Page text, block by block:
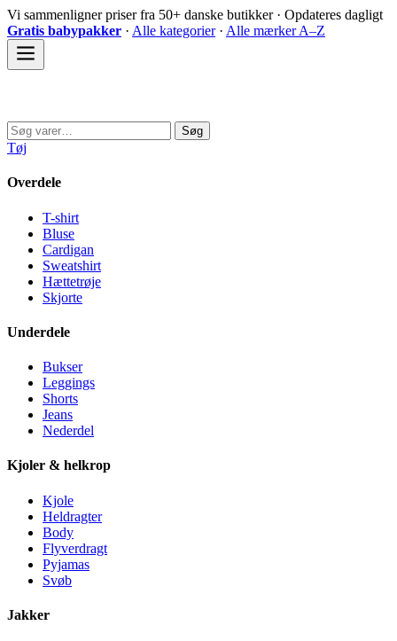
Spring
til
indhold
Vi sammenligner priser fra 50+ danske butikker · Opdateres dagligt
Gratis babypakker · Alle kategorier· Alle mærker A–Z
Søg
efter:
Søg
Tøj
Overdele
T-shirt
Bluse
Cardigan
Sweatshirt
Hættetrøje
Skjorte
Underdele
Bukser
Leggings
Shorts
Jeans
Nederdel
Kjoler & helkrop
Kjole
Heldragter
Body
Flyverdragt
Pyjamas
Svøb
Jakker